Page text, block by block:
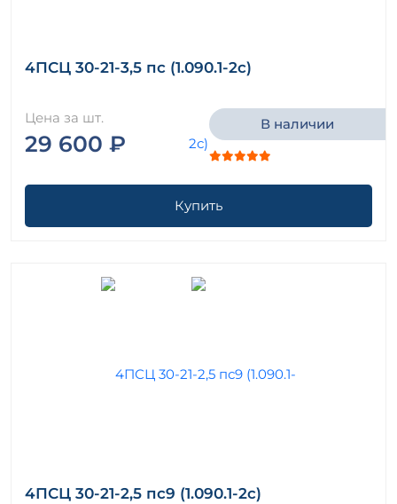
4ПСЦ 30-21-3,5 пс (1.090.1-2с)
Цена за шт.
29 600 ₽
В наличии
Купить
4ПСЦ 30-21-2,5 пс9 (1.090.1-2с)